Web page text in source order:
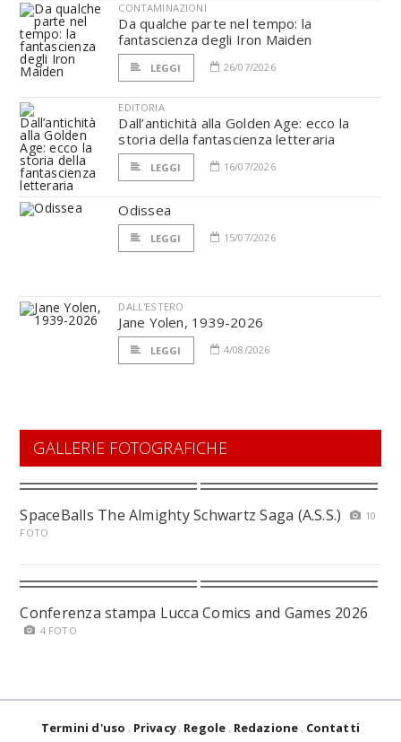
CONTAMINAZIONI
Da qualche parte nel tempo: la
fantascienza degli Iron Maiden
LEGGI 26/07/2026
EDITORIA
Dall’antichità alla Golden Age: ecco la
storia della fantascienza letteraria
LEGGI 16/07/2026
Odissea
LEGGI 15/07/2026
DALL'ESTERO
Jane Yolen, 1939-2026
LEGGI 4/08/2026
GALLERIE FOTOGRAFICHE
SpaceBalls The Almighty Schwartz Saga (A.S.S.)
10
FOTO
Conferenza stampa Lucca Comics and Games 2026
4 FOTO
Termini d'uso Privacy Regole Redazione Contatti